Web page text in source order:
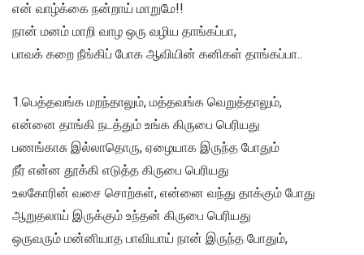
என் வாழ்க்கை நன்றாய் மாறுமே!!
நான் மனம் மாறி வாழ ஒரு வழிய தாங்கப்பா,
பாவக் கறை நீங்கிப் போக ஆவியின் கனிகள் தாங்கப்பா..
1.பெத்தவங்க மறந்தாலும், மத்தவங்க வெறுத்தாலும்,
என்னை தாங்கி நடத்தும் உங்க கிருபை பெரியது
பணங்காசு இல்லாதொரு, ஏழையாக இருந்த போதும்
நீர் என்ன தூக்கி எடுத்த கிருபை பெரியது
உலகோரின் வசை சொற்கள், என்னை வந்து தாக்கும் போது
ஆறுதலாய் இருக்கும் உந்தன் கிருபை பெரியது
ஒருவரும் மன்னியாத பாவியாய் நான் இருந்த போதும்,